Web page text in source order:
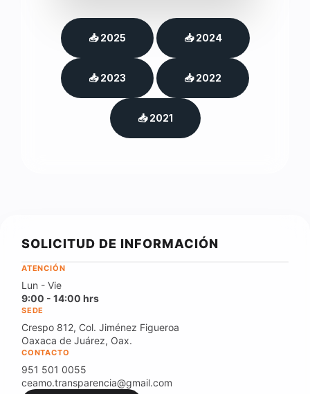
📥 2025 📥 2024
📥 2023 📥 2022
📥 2021
SOLICITUD DE INFORMACIÓN
ATENCIÓN
Lun - Vie
9:00 - 14:00 hrs
SEDE
Crespo 812, Col. Jiménez Figueroa
Oaxaca de Juárez, Oax.
CONTACTO
951 501 0055
ceamo.transparencia@gmail.com